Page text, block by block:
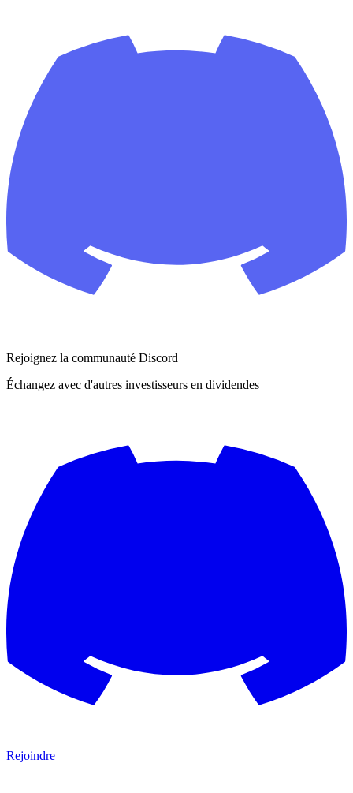
Rejoignez la communauté Discord
Échangez avec d'autres investisseurs en dividendes
Rejoindre